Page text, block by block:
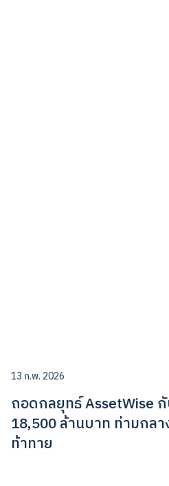
13 ก.พ. 2026
ถอดกลยุทธ์ AssetWise
18,500 ล้านบาท ท่ามกล
ท้าทาย